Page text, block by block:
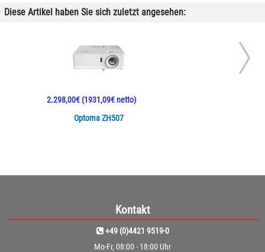
Diese Artikel haben Sie sich zuletzt angesehen:
Optoma ZH507
2.298,00€(1931,09€ netto)
Kontakt
+49 (0)4421 9519-0
Mo-Fr, 08:00 - 18:00 Uhr